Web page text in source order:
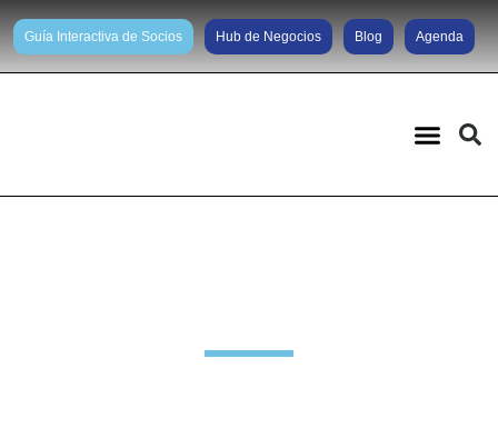
Guía Interactiva de Socios Hub de Negocios Blog Agenda